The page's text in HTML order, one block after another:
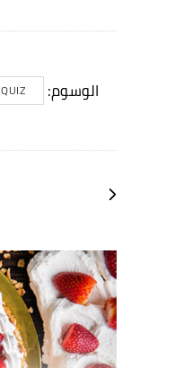
الوسوم: QUIZ